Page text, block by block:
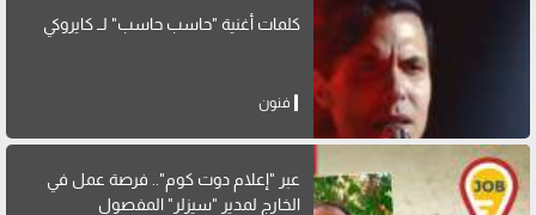
كلمات أغنية "حاسب حاسب" لــ كايروكي
فنون
عبر "إعلام دوت كوم".. فرصة عمل في
الخارج لمدير "سيزلر" المفصول